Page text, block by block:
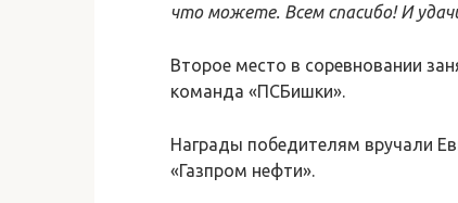
что можете. Всем спасибо! И
Второе место в соревновании
команда «ПСБишки».
Награды победителям вручали
«Газпром нефти».